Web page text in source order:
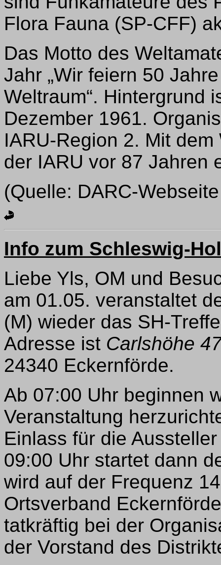
Flora Fauna (SP-CFF)
Das Motto des
Jahr „Wir feiern 50
Weltraum“. Hintergrund
Dezember 1961.
IARU-Region 2. Mit
der IARU vor 87
(Quelle: DARC-
Info zum Schleswig-
Liebe Yls, OM und
am 01.05. veranstaltet
(M) wieder das SH-
Adresse ist Carlshöhe
24340 Eckernförde.
Ab 07:00 Uhr beginnen
Veranstaltung
Einlass für die
09:00 Uhr startet dann
wird auf der Frequenz
Ortsverband
tatkräftig bei der
der Vorstand des